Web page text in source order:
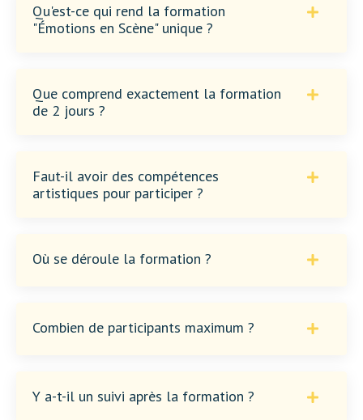
Qu'est-ce qui rend la formation
"Émotions en Scène" unique ?
Que comprend exactement la formation
de 2 jours ?
Faut-il avoir des compétences
artistiques pour participer ?
Où se déroule la formation ?
Combien de participants maximum ?
Y a-t-il un suivi après la formation ?